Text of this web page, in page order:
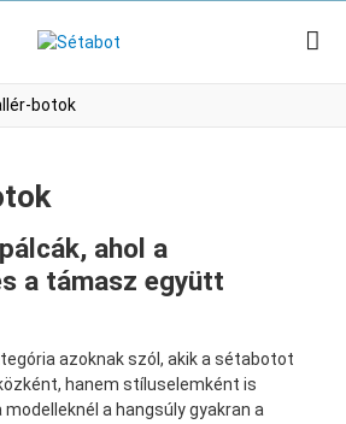
botok
ahol a
a támasz együtt
azoknak szól, akik a sétabotot
hanem stíluselemként is
a hangsúly gyakran a